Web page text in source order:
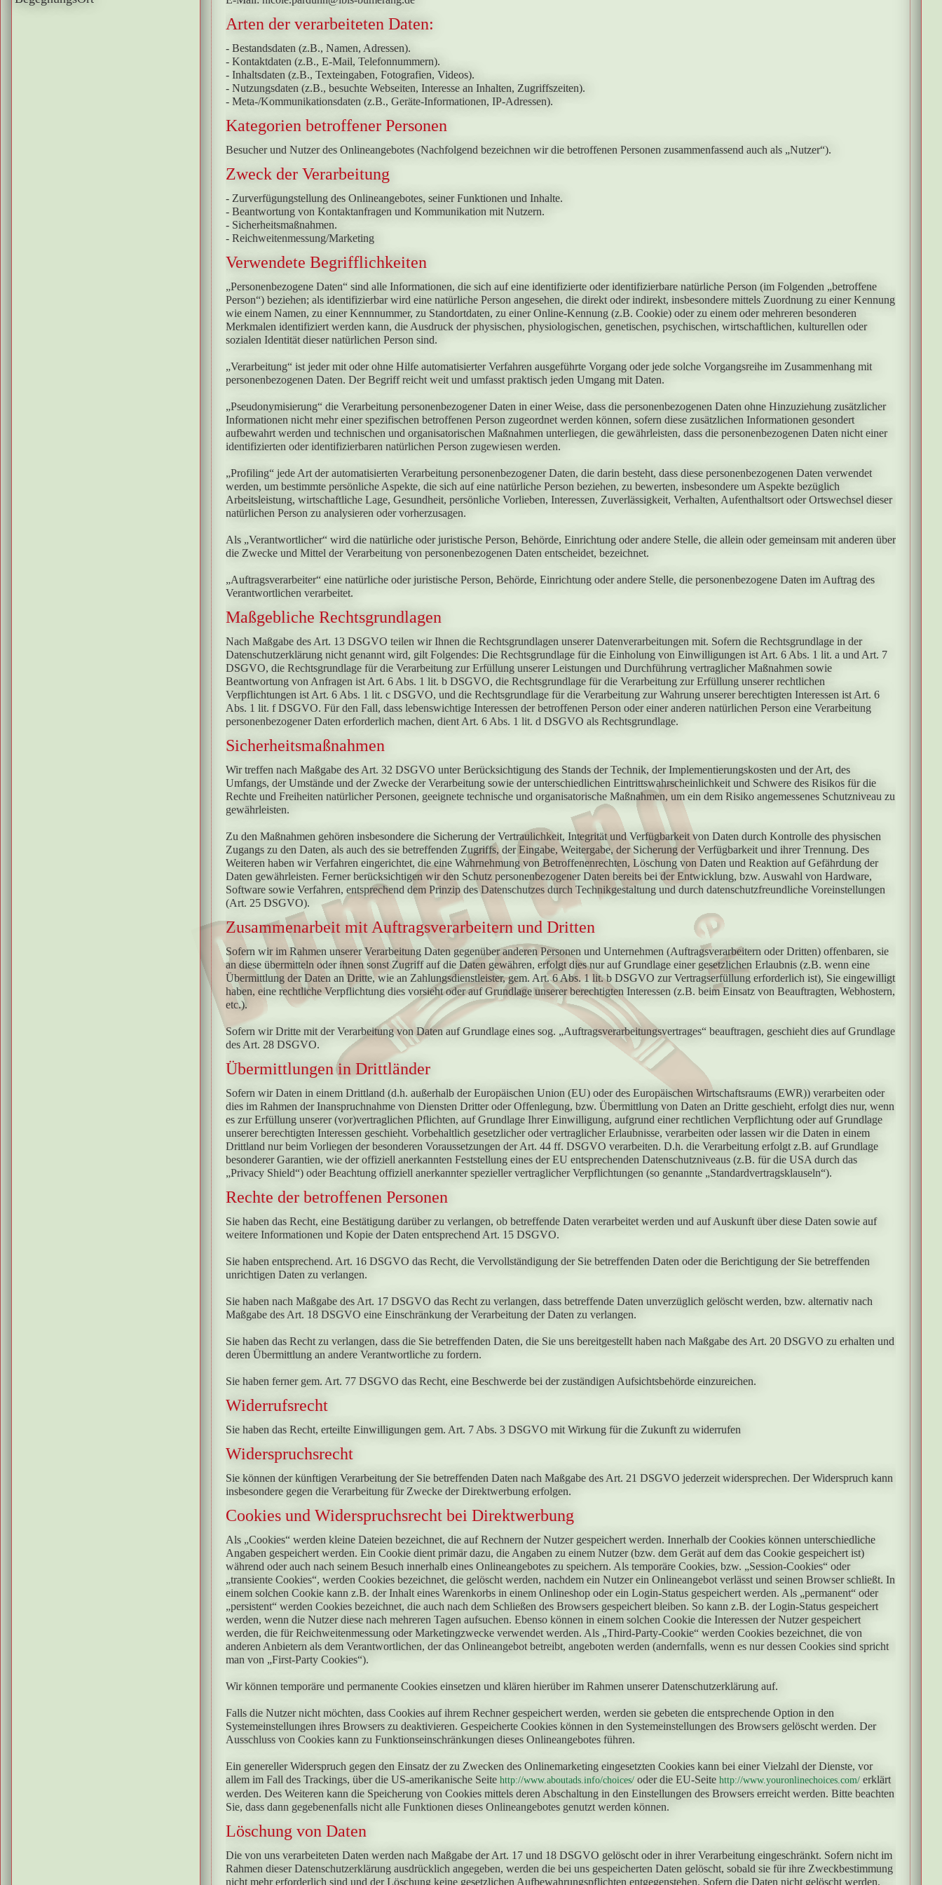
Arten der verarbeiteten Daten:
- Bestandsdaten (z.B., Namen, Adressen).
- Kontaktdaten (z.B., E-Mail, Telefonnummern).
- Inhaltsdaten (z.B., Texteingaben, Fotografien, Videos).
- Nutzungsdaten (z.B., besuchte Webseiten, Interesse an Inhalten, Zugriffszeiten).
- Meta-/Kommunikationsdaten (z.B., Geräte-Informationen, IP-Adressen).
Kategorien betroffener Personen
Besucher und Nutzer des Onlineangebotes (Nachfolgend bezeichnen wir die betroffenen Personen zusammenfassend auch als „Nutzer“).
Zweck der Verarbeitung
- Zurverfügungstellung des Onlineangebotes, seiner Funktionen und Inhalte.
- Beantwortung von Kontaktanfragen und Kommunikation mit Nutzern.
- Sicherheitsmaßnahmen.
- Reichweitenmessung/Marketing
Verwendete Begrifflichkeiten
„Personenbezogene Daten“ sind alle Informationen, die sich auf eine identifizierte oder identifizierbare natürliche Person (im Folgenden „betroffene
Person“) beziehen; als identifizierbar wird eine natürliche Person angesehen, die direkt oder indirekt, insbesondere mittels Zuordnung zu einer Kennung
wie einem Namen, zu einer Kennnummer, zu Standortdaten, zu einer Online-Kennung (z.B. Cookie) oder zu einem oder mehreren besonderen
Merkmalen identifiziert werden kann, die Ausdruck der physischen, physiologischen, genetischen, psychischen, wirtschaftlichen, kulturellen oder
sozialen Identität dieser natürlichen Person sind.
„Verarbeitung“ ist jeder mit oder ohne Hilfe automatisierter Verfahren ausgeführte Vorgang oder jede solche Vorgangsreihe im Zusammenhang mit
personenbezogenen Daten. Der Begriff reicht weit und umfasst praktisch jeden Umgang mit Daten.
„Pseudonymisierung“ die Verarbeitung personenbezogener Daten in einer Weise, dass die personenbezogenen Daten ohne Hinzuziehung zusätzlicher
Informationen nicht mehr einer spezifischen betroffenen Person zugeordnet werden können, sofern diese zusätzlichen Informationen gesondert
aufbewahrt werden und technischen und organisatorischen Maßnahmen unterliegen, die gewährleisten, dass die personenbezogenen Daten nicht einer
identifizierten oder identifizierbaren natürlichen Person zugewiesen werden.
„Profiling“ jede Art der automatisierten Verarbeitung personenbezogener Daten, die darin besteht, dass diese personenbezogenen Daten verwendet
werden, um bestimmte persönliche Aspekte, die sich auf eine natürliche Person beziehen, zu bewerten, insbesondere um Aspekte bezüglich
Arbeitsleistung, wirtschaftliche Lage, Gesundheit, persönliche Vorlieben, Interessen, Zuverlässigkeit, Verhalten, Aufenthaltsort oder Ortswechsel dieser
natürlichen Person zu analysieren oder vorherzusagen.
Als „Verantwortlicher“ wird die natürliche oder juristische Person, Behörde, Einrichtung oder andere Stelle, die allein oder gemeinsam mit anderen über
die Zwecke und Mittel der Verarbeitung von personenbezogenen Daten entscheidet, bezeichnet.
„Auftragsverarbeiter“ eine natürliche oder juristische Person, Behörde, Einrichtung oder andere Stelle, die personenbezogene Daten im Auftrag des
Verantwortlichen verarbeitet.
Maßgebliche Rechtsgrundlagen
Nach Maßgabe des Art. 13 DSGVO teilen wir Ihnen die Rechtsgrundlagen unserer Datenverarbeitungen mit. Sofern die Rechtsgrundlage in der
Datenschutzerklärung nicht genannt wird, gilt Folgendes: Die Rechtsgrundlage für die Einholung von Einwilligungen ist Art. 6 Abs. 1 lit. a und Art. 7
DSGVO, die Rechtsgrundlage für die Verarbeitung zur Erfüllung unserer Leistungen und Durchführung vertraglicher Maßnahmen sowie
Beantwortung von Anfragen ist Art. 6 Abs. 1 lit. b DSGVO, die Rechtsgrundlage für die Verarbeitung zur Erfüllung unserer rechtlichen
Verpflichtungen ist Art. 6 Abs. 1 lit. c DSGVO, und die Rechtsgrundlage für die Verarbeitung zur Wahrung unserer berechtigten Interessen ist Art. 6
Abs. 1 lit. f DSGVO. Für den Fall, dass lebenswichtige Interessen der betroffenen Person oder einer anderen natürlichen Person eine Verarbeitung
personenbezogener Daten erforderlich machen, dient Art. 6 Abs. 1 lit. d DSGVO als Rechtsgrundlage.
Sicherheitsmaßnahmen
Wir treffen nach Maßgabe des Art. 32 DSGVO unter Berücksichtigung des Stands der Technik, der Implementierungskosten und der Art, des
Umfangs, der Umstände und der Zwecke der Verarbeitung sowie der unterschiedlichen Eintrittswahrscheinlichkeit und Schwere des Risikos für die
Rechte und Freiheiten natürlicher Personen, geeignete technische und organisatorische Maßnahmen, um ein dem Risiko angemessenes Schutzniveau zu
gewährleisten.
Zu den Maßnahmen gehören insbesondere die Sicherung der Vertraulichkeit, Integrität und Verfügbarkeit von Daten durch Kontrolle des physischen
Zugangs zu den Daten, als auch des sie betreffenden Zugriffs, der Eingabe, Weitergabe, der Sicherung der Verfügbarkeit und ihrer Trennung. Des
Weiteren haben wir Verfahren eingerichtet, die eine Wahrnehmung von Betroffenenrechten, Löschung von Daten und Reaktion auf Gefährdung der
Daten gewährleisten. Ferner berücksichtigen wir den Schutz personenbezogener Daten bereits bei der Entwicklung, bzw. Auswahl von Hardware,
Software sowie Verfahren, entsprechend dem Prinzip des Datenschutzes durch Technikgestaltung und durch datenschutzfreundliche Voreinstellungen
(Art. 25 DSGVO).
Zusammenarbeit mit Auftragsverarbeitern und Dritten
Sofern wir im Rahmen unserer Verarbeitung Daten gegenüber anderen Personen und Unternehmen (Auftragsverarbeitern oder Dritten) offenbaren, sie
an diese übermitteln oder ihnen sonst Zugriff auf die Daten gewähren, erfolgt dies nur auf Grundlage einer gesetzlichen Erlaubnis (z.B. wenn eine
Übermittlung der Daten an Dritte, wie an Zahlungsdienstleister, gem. Art. 6 Abs. 1 lit. b DSGVO zur Vertragserfüllung erforderlich ist), Sie eingewilligt
haben, eine rechtliche Verpflichtung dies vorsieht oder auf Grundlage unserer berechtigten Interessen (z.B. beim Einsatz von Beauftragten, Webhostern,
etc.).
Sofern wir Dritte mit der Verarbeitung von Daten auf Grundlage eines sog. „Auftragsverarbeitungsvertrages“ beauftragen, geschieht dies auf Grundlage
des Art. 28 DSGVO.
Übermittlungen in Drittländer
Sofern wir Daten in einem Drittland (d.h. außerhalb der Europäischen Union (EU) oder des Europäischen Wirtschaftsraums (EWR)) verarbeiten oder
dies im Rahmen der Inanspruchnahme von Diensten Dritter oder Offenlegung, bzw. Übermittlung von Daten an Dritte geschieht, erfolgt dies nur, wenn
es zur Erfüllung unserer (vor)vertraglichen Pflichten, auf Grundlage Ihrer Einwilligung, aufgrund einer rechtlichen Verpflichtung oder auf Grundlage
unserer berechtigten Interessen geschieht. Vorbehaltlich gesetzlicher oder vertraglicher Erlaubnisse, verarbeiten oder lassen wir die Daten in einem
Drittland nur beim Vorliegen der besonderen Voraussetzungen der Art. 44 ff. DSGVO verarbeiten. D.h. die Verarbeitung erfolgt z.B. auf Grundlage
besonderer Garantien, wie der offiziell anerkannten Feststellung eines der EU entsprechenden Datenschutzniveaus (z.B. für die USA durch das
„Privacy Shield“) oder Beachtung offiziell anerkannter spezieller vertraglicher Verpflichtungen (so genannte „Standardvertragsklauseln“).
Rechte der betroffenen Personen
Sie haben das Recht, eine Bestätigung darüber zu verlangen, ob betreffende Daten verarbeitet werden und auf Auskunft über diese Daten sowie auf
weitere Informationen und Kopie der Daten entsprechend Art. 15 DSGVO.
Sie haben entsprechend. Art. 16 DSGVO das Recht, die Vervollständigung der Sie betreffenden Daten oder die Berichtigung der Sie betreffenden
unrichtigen Daten zu verlangen.
Sie haben nach Maßgabe des Art. 17 DSGVO das Recht zu verlangen, dass betreffende Daten unverzüglich gelöscht werden, bzw. alternativ nach
Maßgabe des Art. 18 DSGVO eine Einschränkung der Verarbeitung der Daten zu verlangen.
Sie haben das Recht zu verlangen, dass die Sie betreffenden Daten, die Sie uns bereitgestellt haben nach Maßgabe des Art. 20 DSGVO zu erhalten und
deren Übermittlung an andere Verantwortliche zu fordern.
Sie haben ferner gem. Art. 77 DSGVO das Recht, eine Beschwerde bei der zuständigen Aufsichtsbehörde einzureichen.
Widerrufsrecht
Sie haben das Recht, erteilte Einwilligungen gem. Art. 7 Abs. 3 DSGVO mit Wirkung für die Zukunft zu widerrufen
Widerspruchsrecht
Sie können der künftigen Verarbeitung der Sie betreffenden Daten nach Maßgabe des Art. 21 DSGVO jederzeit widersprechen. Der Widerspruch kann
insbesondere gegen die Verarbeitung für Zwecke der Direktwerbung erfolgen.
Cookies und Widerspruchsrecht bei Direktwerbung
Als „Cookies“ werden kleine Dateien bezeichnet, die auf Rechnern der Nutzer gespeichert werden. Innerhalb der Cookies können unterschiedliche
Angaben gespeichert werden. Ein Cookie dient primär dazu, die Angaben zu einem Nutzer (bzw. dem Gerät auf dem das Cookie gespeichert ist)
während oder auch nach seinem Besuch innerhalb eines Onlineangebotes zu speichern. Als temporäre Cookies, bzw. „Session-Cookies“ oder
„transiente Cookies“, werden Cookies bezeichnet, die gelöscht werden, nachdem ein Nutzer ein Onlineangebot verlässt und seinen Browser schließt. In
einem solchen Cookie kann z.B. der Inhalt eines Warenkorbs in einem Onlineshop oder ein Login-Status gespeichert werden. Als „permanent“ oder
„persistent“ werden Cookies bezeichnet, die auch nach dem Schließen des Browsers gespeichert bleiben. So kann z.B. der Login-Status gespeichert
werden, wenn die Nutzer diese nach mehreren Tagen aufsuchen. Ebenso können in einem solchen Cookie die Interessen der Nutzer gespeichert
werden, die für Reichweitenmessung oder Marketingzwecke verwendet werden. Als „Third-Party-Cookie“ werden Cookies bezeichnet, die von
anderen Anbietern als dem Verantwortlichen, der das Onlineangebot betreibt, angeboten werden (andernfalls, wenn es nur dessen Cookies sind spricht
man von „First-Party Cookies“).
Wir können temporäre und permanente Cookies einsetzen und klären hierüber im Rahmen unserer Datenschutzerklärung auf.
Falls die Nutzer nicht möchten, dass Cookies auf ihrem Rechner gespeichert werden, werden sie gebeten die entsprechende Option in den
Systemeinstellungen ihres Browsers zu deaktivieren. Gespeicherte Cookies können in den Systemeinstellungen des Browsers gelöscht werden. Der
Ausschluss von Cookies kann zu Funktionseinschränkungen dieses Onlineangebotes führen.
Ein genereller Widerspruch gegen den Einsatz der zu Zwecken des Onlinemarketing eingesetzten Cookies kann bei einer Vielzahl der Dienste, vor
allem im Fall des Trackings, über die US-amerikanische Seite http://www.aboutads.info/choices/ oder die EU-Seite http://www.youronlinechoices.com/ erklärt
werden. Des Weiteren kann die Speicherung von Cookies mittels deren Abschaltung in den Einstellungen des Browsers erreicht werden. Bitte beachten
Sie, dass dann gegebenenfalls nicht alle Funktionen dieses Onlineangebotes genutzt werden können.
Löschung von Daten
Die von uns verarbeiteten Daten werden nach Maßgabe der Art. 17 und 18 DSGVO gelöscht oder in ihrer Verarbeitung eingeschränkt. Sofern nicht im
Rahmen dieser Datenschutzerklärung ausdrücklich angegeben, werden die bei uns gespeicherten Daten gelöscht, sobald sie für ihre Zweckbestimmung
nicht mehr erforderlich sind und der Löschung keine gesetzlichen Aufbewahrungspflichten entgegenstehen. Sofern die Daten nicht gelöscht werden,